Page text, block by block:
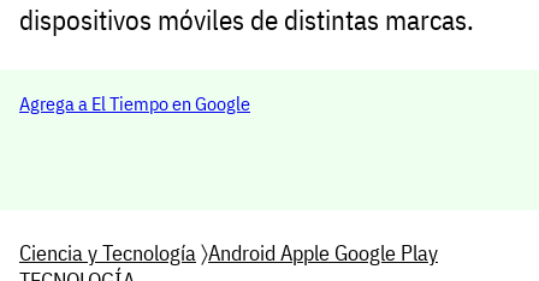
dispositivos móviles de distintas marcas.
Agrega a El Tiempo en Google
Ciencia y Tecnología〉Android Apple Google Play